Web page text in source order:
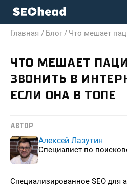
Главная / Блог / Что мешает
ЧТО МЕШАЕТ
ЗВОНИТЬ В
ЕСЛИ ОНА В ТОПЕ
АВТОР
Алексей Лазутин
Специалист по
Специализированное SEO для